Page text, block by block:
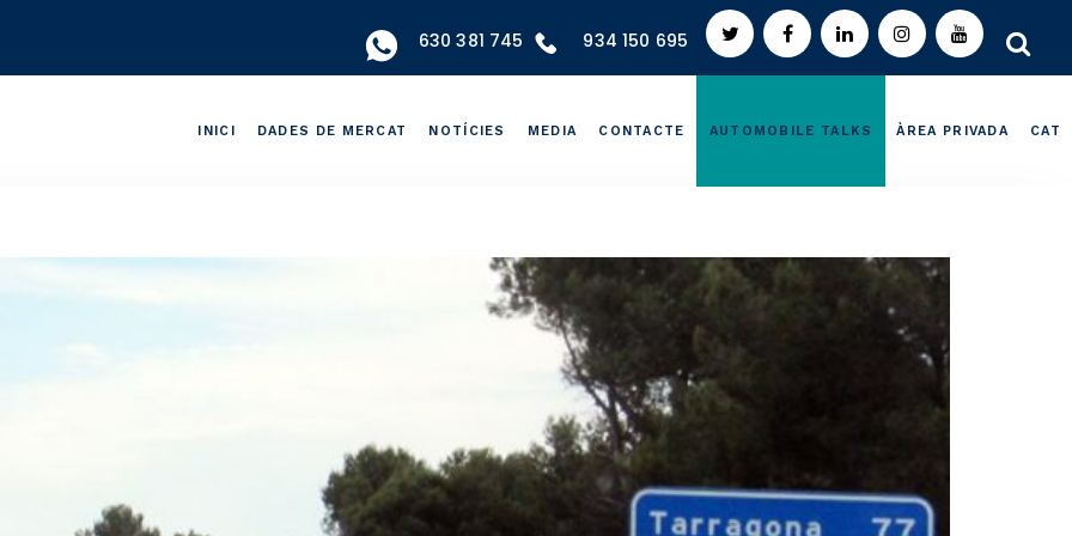
630 381 745 934 150 695
INICI DADES DE MERCAT NOTÍCIES MEDIA CONTACTE AUTOMOBILE TALKS ÀREA PRIVADA CAT